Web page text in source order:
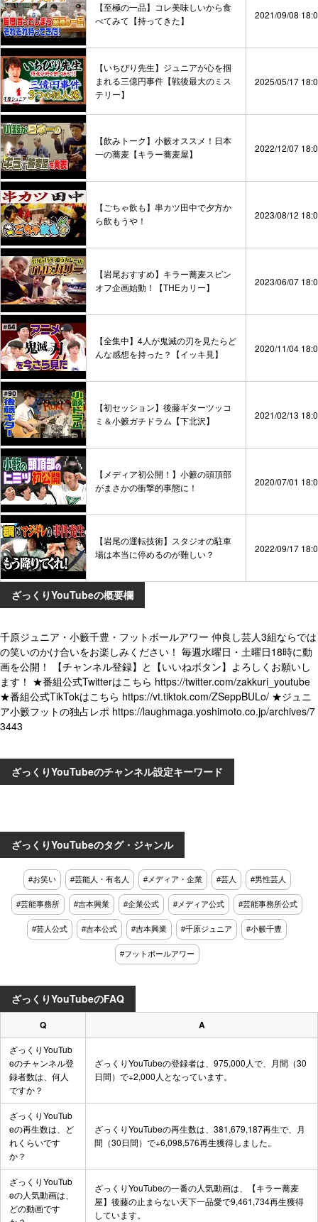
【至極の一品】コレ美味しいから食
べてみて【持ってきた】
2021/09/08
【いちびり先生】ジュニアが心を掴
まれる三億円事件【戦後最大のミス
テリー】
2025/05/17
【飲みトーク】小籔オススメ！日本
一の蕎麦【キラー蕎麦屋】
2022/12/07
【ごちゃ飲も】串カツ田中で夕方か
ら飲もうや！
2023/08/12
【岩尾おすすめ】キラー蕎麦スピン
オフ企画始動！【THEカリー】
2023/06/07
【全集中】4人が鬼滅の刃を見たらど
んな感想を持った？【イッキ見】
2020/11/04
【初セッション】後藤ギターツッコ
ミ＆小籔ガチドラム【下北沢】
2021/02/13
【メディア初公開！】小籔の頭頂部
がまさかの衝撃的事態に！
2020/07/01
【岩尾の運転技術】スタジオの駐車
場は本当に停めるのが難しい？
2022/09/17
ざっくりYouTubeの概要欄
千原ジュニア・小籔千豊・フットボールアワー 仲良し芸人3組ならでは
の笑いのかけ合いをお楽しみください！ 毎週水曜日・土曜日18時に動
画を公開！ 【チャンネル登録】と【いいねボタン】よろしくお願いし
ます！ ★番組公式Twitterはこちら https://twitter.com/zakkuri_youtube
★番組公式TikTokはこちら https://vt.tiktok.com/ZSeppBULo/ ★ジュニ
ア小籔フットの独占レポ https://laughmaga.yoshimoto.co.jp/archives/7
3443
ざっくりYouTubeのチャンネル設定キーワード
ざっくりYouTubeのタグ・ジャンル
#お笑い #芸能人・有名人 #メディア・企業 #芸人 #男性芸人
#芸能事務所 #吉本興業 #企業公式 #メディア公式 #芸能事務所公式
#芸人公式 #吉本公式 #吉本興業 #千原ジュニア #小籔千豊
#フットボールアワー
ざっくりYouTubeのFAQ
Q A
ざっくりYouTub
eのチャンネル登
録者数は、何人
ですか？
ざっくりYouTubeの登録者は、975,000人で、月間（30
日間）で+2,000人となっています。
ざっくりYouTub
eの再生数は、ど
れくらいです
か？
ざっくりYouTubeの再生数は、381,679,187再生で、月
間（30日間）で+6,098,576再生獲得しました。
ざっくりYouTub
eの人気動画は、
どの動画です
ざっくりYouTubeの一番の人気動画は、
【キラー蕎麦
屋】後藤の止まらない天下一品愛で9,461,734再生獲得
しています。